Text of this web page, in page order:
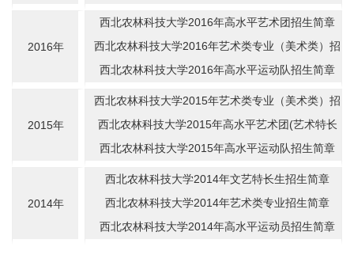
2016年
西北农林科技大学2016年高水平艺术团招生简章
西北农林科技大学2016年艺术类专业（美术类）招
生简章
西北农林科技大学2016年高水平运动队招生简章
2015年
西北农林科技大学2015年艺术类专业（美术类）招
生简章
西北农林科技大学2015年高水平艺术团(艺术特长
生)招生简章
西北农林科技大学2015年高水平运动队招生简章
2014年
西北农林科技大学2014年文艺特长生招生简章
西北农林科技大学2014年艺术类专业招生简章
西北农林科技大学2014年高水平运动员招生简章